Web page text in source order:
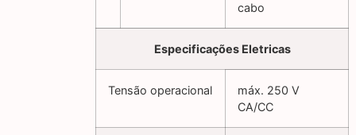
cabo
Especificações Eletricas
Tensão operacional
máx. 250 V
CA/CC